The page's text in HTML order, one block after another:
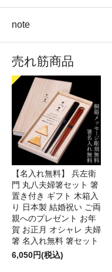
note
売れ筋商品
【名入れ無料】 兵左衛
門 丸八夫婦箸セット 箸
置き付き ギフト 木箱入
り 日本製 結婚祝い ご両
親へのプレゼント お年
賀 お正月 オシャレ 夫婦
箸 名入れ無料 箸セット
6,050円(税込)